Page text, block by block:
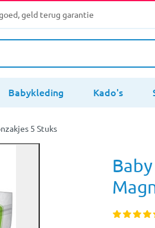
geld terug garantie
Babykleding Kado's
5 Stuks